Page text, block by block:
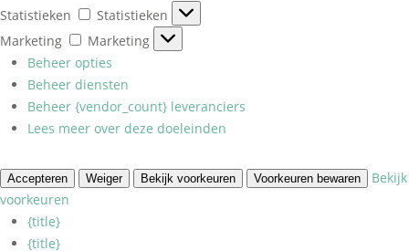
Statistieken
Statistieken
Marketing
Marketing
Beheer opties
Beheer diensten
Beheer {vendor_count} leveranciers
Lees meer over deze doeleinden
Accepteren Weiger Bekijk voorkeuren Voorkeuren bewaren
Bekijk
voorkeuren
{title}
{title}